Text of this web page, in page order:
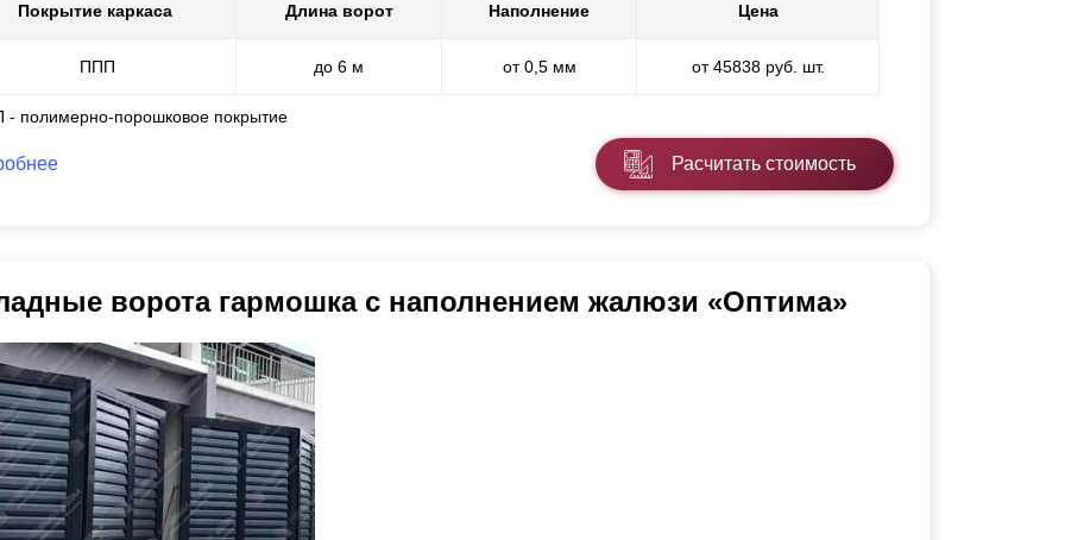
Покрытие каркаса Длина ворот Наполнение Цена
ППП до 6 м от 0,5 мм от 45838 руб. шт.
- полимерно-порошковое покрытие
Расчитать стоимость
ворота гармошка с наполнением жалюзи «Оптима»